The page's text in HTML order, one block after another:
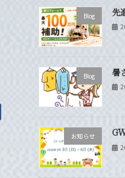
Blog 先
Blog 暑
お知らせ